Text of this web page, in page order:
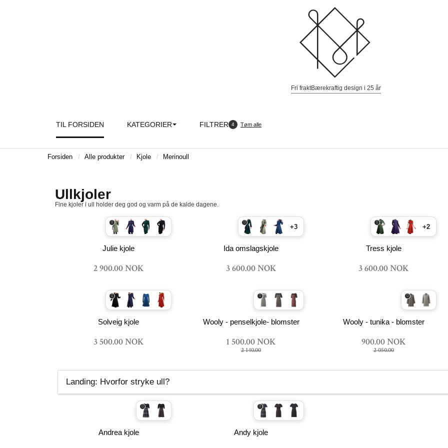
Fri fraktBærekraftig design i 25 år
TIL FORSIDEN KATEGORIER FILTRER 4 Tøm alle
Forsiden Alle produkter Kjole Merinoull
Ullkjoler
Fine kjoler i ull holder deg god og varm på de kalde dagene.
Julie kjole
2 900.00 NOK
+3
Ida omslagskjole
3 600.00 NOK
+2
Tress kjole
3 600.00 NOK
Solveig kjole
3 500.00 NOK
Wooly - penselkjole- blomster
1 500.00 NOK
2 140.00
Wooly - tunika - blomster
900.00 NOK
2 050.00
Landing: Hvorfor stryke ull?
Andrea kjole Andy kjole